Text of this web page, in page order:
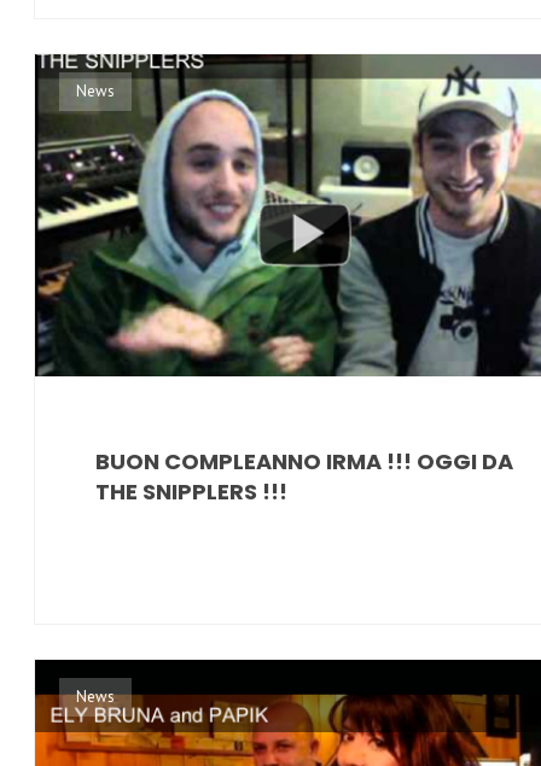
News
BUON COMPLEANNO IRMA !!! OGGI DA
THE SNIPPLERS !!!
News